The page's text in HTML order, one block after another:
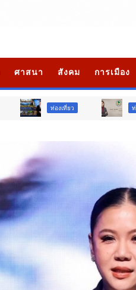
ศาสนา สังคม การเมือง